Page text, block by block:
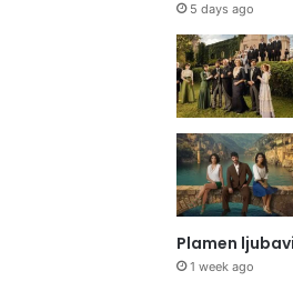
5 days ago
Plamen
1 week ago